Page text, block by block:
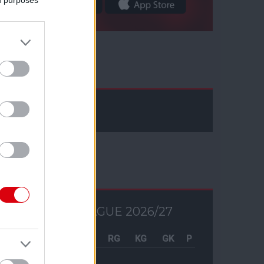
PREMIER LEAGUE 2026/27
Csapat RG KG GK P